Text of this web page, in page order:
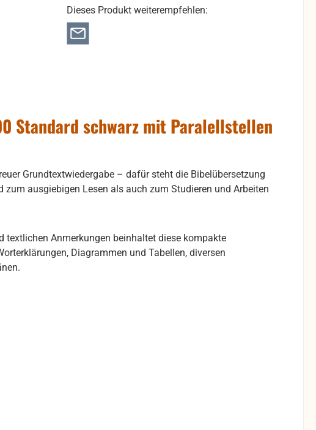
Dieses Produkt weiterempfehlen:
Standard schwarz mit Paralellstellen
Grundtextwiedergabe – dafür steht die Bibelübersetzung
ausgiebigen Lesen als auch zum Studieren und Arbeiten
textlichen Anmerkungen beinhaltet diese kompakte
Diagrammen und Tabellen, diversen